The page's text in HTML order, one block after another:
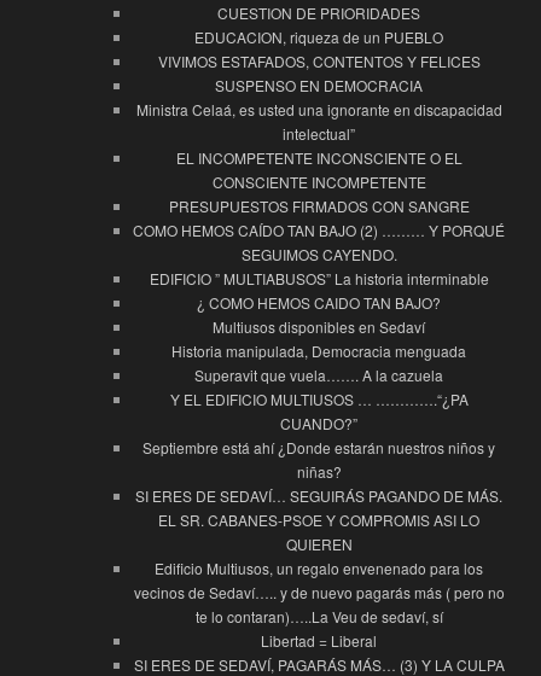
CUESTION DE PRIORIDADES
EDUCACION, riqueza de un PUEBLO
VIVIMOS ESTAFADOS, CONTENTOS Y FELICES
SUSPENSO EN DEMOCRACIA
Ministra Celaá, es usted una ignorante en discapacidad
intelectual”
EL INCOMPETENTE INCONSCIENTE O EL
CONSCIENTE INCOMPETENTE
PRESUPUESTOS FIRMADOS CON SANGRE
COMO HEMOS CAÍDO TAN BAJO (2) ……… Y PORQUÉ
SEGUIMOS CAYENDO.
EDIFICIO ” MULTIABUSOS” La historia interminable
¿ COMO HEMOS CAIDO TAN BAJO?
Multiusos disponibles en Sedaví
Historia manipulada, Democracia menguada
Superavit que vuela……. A la cazuela
Y EL EDIFICIO MULTIUSOS … ………….“¿PA
CUANDO?”
Septiembre está ahí ¿Donde estarán nuestros niños y
niñas?
SI ERES DE SEDAVÍ… SEGUIRÁS PAGANDO DE MÁS.
EL SR. CABANES-PSOE Y COMPROMIS ASI LO
QUIEREN
Edificio Multiusos, un regalo envenenado para los
vecinos de Sedaví….. y de nuevo pagarás más ( pero no
te lo contaran)…..La Veu de sedaví, sí
Libertad = Liberal
SI ERES DE SEDAVÍ, PAGARÁS MÁS… (3) Y LA CULPA